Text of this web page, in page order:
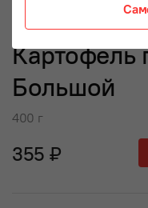
Картофель
Большой
400 г
355 ₽